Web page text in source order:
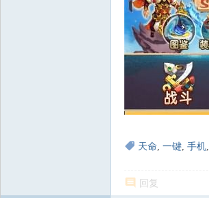
天命, 一键, 手机,
回复